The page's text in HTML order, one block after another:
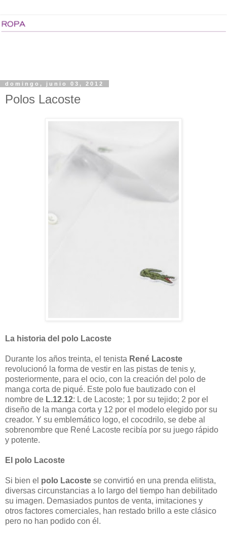
domingo, junio 03, 2012
Polos Lacoste
La historia del polo Lacoste
Durante los años treinta, el tenista René Lacoste
revolucionó la forma de vestir en las pistas de tenis y,
posteriormente, para el ocio, con la creación del polo de
manga corta de piqué. Este polo fue bautizado con el
nombre de L.12.12: L de Lacoste; 1 por su tejido; 2 por el
diseño de la manga corta y 12 por el modelo elegido por su
creador. Y su emblemático logo, el cocodrilo, se debe al
sobrenombre que René Lacoste recibía por su juego rápido
y potente.
El polo Lacoste
Si bien el polo Lacoste se convirtió en una prenda elitista,
diversas circunstancias a lo largo del tiempo han debilitado
su imagen. Demasiados puntos de venta, imitaciones y
otros factores comerciales, han restado brillo a este clásico
pero no han podido con él.